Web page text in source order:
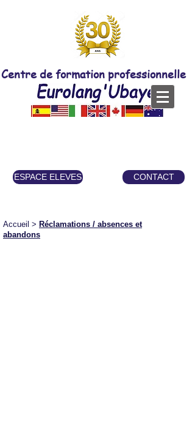
Centre de formation professionnelle
ESPACE ELEVES CONTACT
Accueil > Réclamations / absences et
abandons